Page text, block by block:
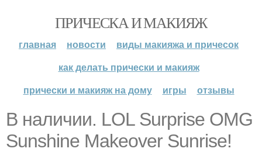
ПРИЧЕСКА И МАКИЯЖ
главная новости
виды макияжа и причесок
как делать прически и макияж
прически и макияж на дому
игры отзывы
В наличии. LOL Surprise OMG
Sunshine Makeover Sunrise!